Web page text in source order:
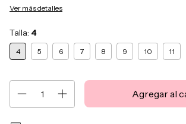
Ver más detalles
Talla: 4
4 5 6 7 8 9 10 11